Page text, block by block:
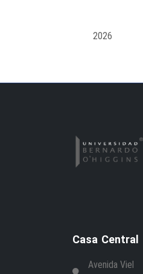
2026
Casa Central
Avenida Viel